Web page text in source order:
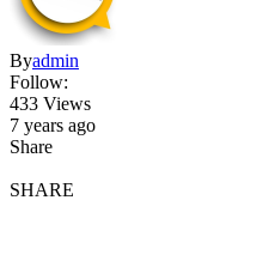
Byadmin
Follow:
433 Views
7 years ago
Share
SHARE